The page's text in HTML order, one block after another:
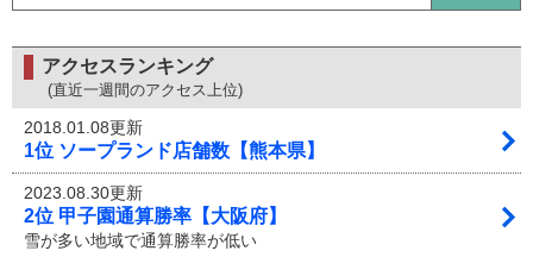
アクセスランキング
(直近一週間のアクセス上位)
2018.01.08更新
1位 ソープランド店舗数【熊本県】
2023.08.30更新
2位 甲子園通算勝率【大阪府】
雪が多い地域で通算勝率が低い